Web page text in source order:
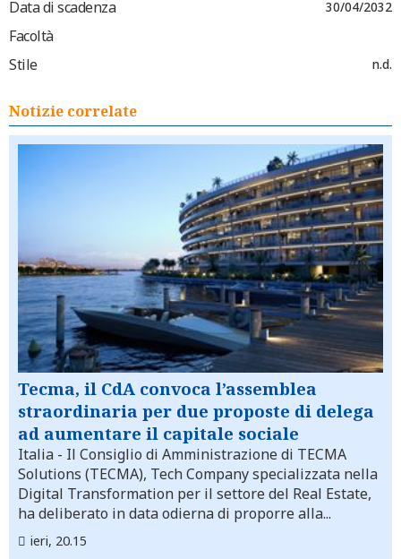
Data di scadenza 30/04/2032
Facoltà
Stile
n.d.
Notizie correlate
Tecma, il CdA convoca l’assemblea
straordinaria per due proposte di delega
ad aumentare il capitale sociale
Italia - Il Consiglio di Amministrazione di TECMA
Solutions (TECMA), Tech Company specializzata nella
Digital Transformation per il settore del Real Estate,
ha deliberato in data odierna di proporre alla...
ieri, 20.15